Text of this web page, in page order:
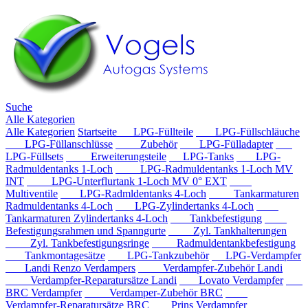
Suche
Alle Kategorien
Alle Kategorien Startseite LPG-Füllteile
LPG-Füllschläuche
LPG-Füllanschlüsse
Zubehör
LPG-Fülladapter
LPG-Füllsets
Erweiterungsteile LPG-Tanks
LPG-
Radmuldentanks 1-Loch
LPG-Radmuldentanks 1-Loch MV
INT
LPG-Unterflurtank 1-Loch MV 0° EXT
Multiventile
LPG-Radmldentanks 4-Loch
Tankarmaturen
Radmuldentanks 4-Loch
LPG-Zylindertanks 4-Loch
Tankarmaturen Zylindertanks 4-Loch
Tankbefestigung
Befestigungsrahmen und Spanngurte
Zyl. Tankhalterungen
Zyl. Tankbefestigungsringe
Radmuldentankbefestigung
Tankmontagesätze
LPG-Tankzubehör
LPG-Verdampfer
Landi Renzo Verdampers
Verdampfer-Zubehör Landi
Verdampfer-Reparatursätze Landi
Lovato Verdampfer
BRC Verdampfer
Verdamper-Zubehör BRC
Verdampfer-Reparatursätze BRC
Prins Verdampfer